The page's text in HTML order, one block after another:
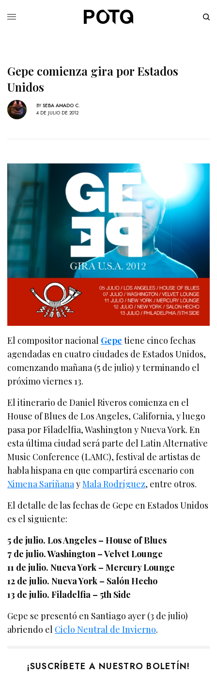
Gepe comienza gira por Estados
Unidos
BY SEBA AMADO C.
4 DE JULIO DE 2012
El compositor nacional Gepe tiene cinco fechas
agendadas en cuatro ciudades de Estados Unidos,
comenzando mañana (5 de julio) y terminando el
próximo viernes 13.
El itinerario de Daniel Riveros comienza en el
House of Blues de Los Angeles, California, y luego
pasa por Filadelfia, Washington y Nueva York. En
esta última ciudad será parte del Latin Alternative
Music Conference (LAMC), festival de artistas de
habla hispana en que compartirá escenario con
Ximena SariñanayMala Rodríguez, entre otros.
El detalle de las fechas de Gepe en Estados Unidos
es el siguiente:
5 de julio. Los Angeles – House of Blues
7 de julio. Washington – Velvet Lounge
11 de julio. Nueva York – Mercury Lounge
12 de julio. Nueva York – Salón Hecho
13 de julio. Filadelfia – 5th Side
Gepe se presentó en Santiago ayer (3 de julio)
abriendo el Ciclo Neutral de Invierno.
¡SUSCRÍBETE A NUESTRO BOLETÍN!